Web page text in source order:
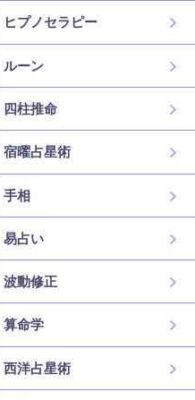
ヒプノセラピー
ルーン
四柱推命
宿曜占星術
手相
易占い
波動修正
算命学
西洋占星術